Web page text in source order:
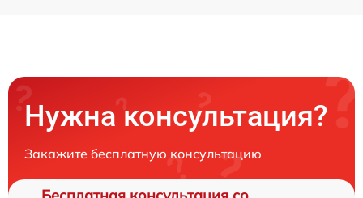
Нужна консультация?
Закажите бесплатную консультацию